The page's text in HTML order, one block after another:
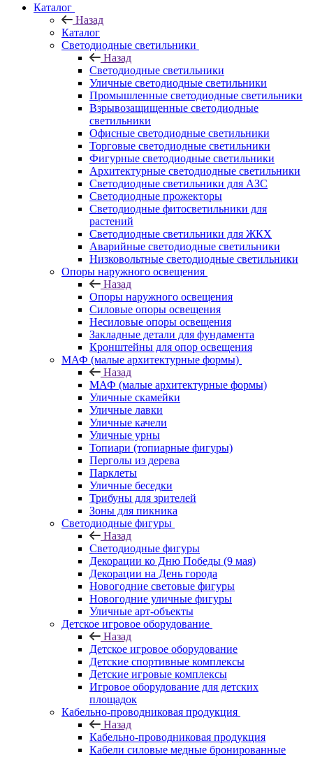
Каталог
Назад
Каталог
Светодиодные светильники
Назад
Светодиодные светильники
Уличные светодиодные светильники
Промышленные светодиодные светильники
Взрывозащищенные светодиодные
светильники
Офисные светодиодные светильники
Торговые светодиодные светильники
Фигурные светодиодные светильники
Архитектурные светодиодные светильники
Светодиодные светильники для АЗС
Светодиодные прожекторы
Светодиодные фитосветильники для
растений
Светодиодные светильники для ЖКХ
Аварийные светодиодные светильники
Низковольтные светодиодные светильники
Опоры наружного освещения
Назад
Опоры наружного освещения
Силовые опоры освещения
Несиловые опоры освещения
Закладные детали для фундамента
Кронштейны для опор освещения
МАФ (малые архитектурные формы)
Назад
МАФ (малые архитектурные формы)
Уличные скамейки
Уличные лавки
Уличные качели
Уличные урны
Топиари (топиарные фигуры)
Перголы из дерева
Парклеты
Уличные беседки
Трибуны для зрителей
Зоны для пикника
Светодиодные фигуры
Назад
Светодиодные фигуры
Декорации ко Дню Победы (9 мая)
Декорации на День города
Новогодние световые фигуры
Новогодние уличные фигуры
Уличные арт-объекты
Детское игровое оборудование
Назад
Детское игровое оборудование
Детские спортивные комплексы
Детские игровые комплексы
Игровое оборудование для детских
площадок
Кабельно-проводниковая продукция
Назад
Кабельно-проводниковая продукция
Кабели силовые медные бронированные